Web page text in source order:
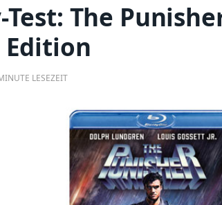
The
Edition
LESEZEIT